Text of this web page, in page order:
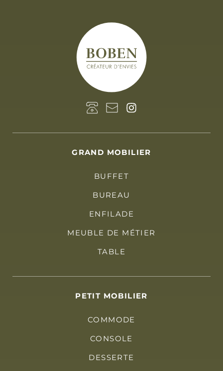
GRAND MOBILIER
BUFFET
BUREAU
ENFILADE
MEUBLE DE MÉTIER
TABLE
PETIT MOBILIER
COMMODE
CONSOLE
DESSERTE